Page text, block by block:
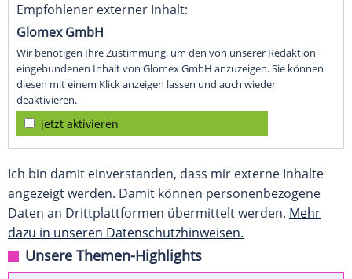
Empfohlener externer Inhalt:
Glomex GmbH
Wir benötigen Ihre Zustimmung, um den von unserer Redaktion
eingebundenen Inhalt von Glomex GmbH anzuzeigen. Sie können
diesen mit einem Klick anzeigen lassen und auch wieder
deaktivieren.
jetzt aktivieren
Ich bin damit einverstanden, dass mir externe Inhalte
angezeigt werden. Damit können personenbezogene
Daten an Drittplattformen übermittelt werden. Mehr
dazu in unseren Datenschutzhinweisen.
Unsere Themen-Highlights